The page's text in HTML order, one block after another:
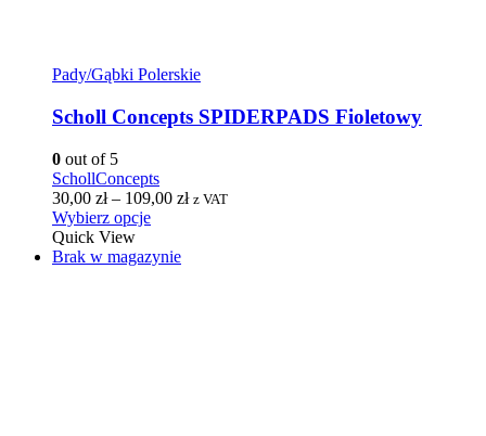
Pady/Gąbki Polerskie
Scholl Concepts SPIDERPADS Fioletowy
0 out of 5
SchollConcepts
30,00 zł– 109,00 zł z VAT
Wybierz opcje
Quick View
Brak w magazynie